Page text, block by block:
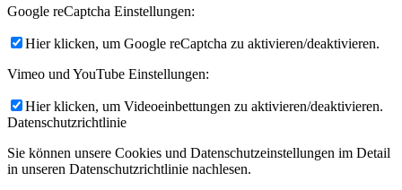
Google reCaptcha Einstellungen:
Hier klicken, um Google reCaptcha zu aktivieren/deaktivieren.
Vimeo und YouTube Einstellungen:
Hier klicken, um Videoeinbettungen zu aktivieren/deaktivieren.
Datenschutzrichtlinie
Sie können unsere Cookies und Datenschutzeinstellungen im Detail
in unseren Datenschutzrichtlinie nachlesen.